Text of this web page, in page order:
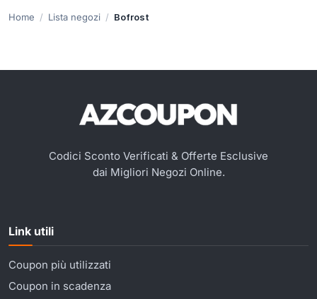
Home Lista negozi Bofrost
Codici Sconto Verificati & Offerte Esclusive
dai Migliori Negozi Online.
Link utili
Coupon più utilizzati
Coupon in scadenza